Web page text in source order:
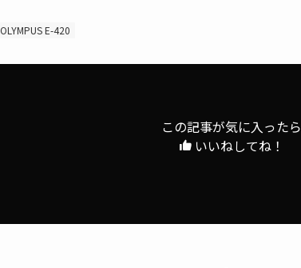
OLYMPUS E-420
この記事が気に入ったら
いいねしてね！